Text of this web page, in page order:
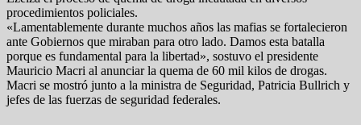
procedimientos policiales.
«Lamentablemente durante muchos años las mafias se fortalecieron
ante Gobiernos que miraban para otro lado. Damos esta batalla
porque es fundamental para la libertad», sostuvo el presidente
Mauricio Macri al anunciar la quema de 60 mil kilos de drogas.
Macri se mostró junto a la ministra de Seguridad, Patricia Bullrich y
jefes de las fuerzas de seguridad federales.